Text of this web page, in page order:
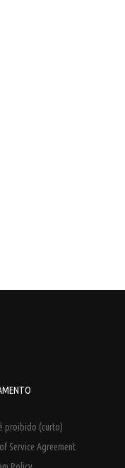
proibido (curto)
Service Agreement